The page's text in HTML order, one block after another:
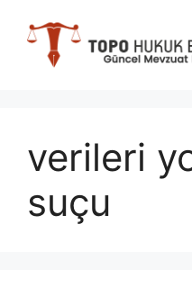
verileri
suçu